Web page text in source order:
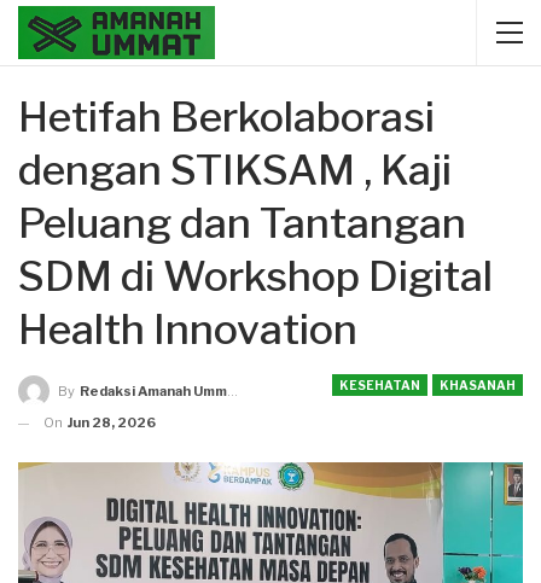
Hetifah Berkolaborasi
dengan STIKSAM , Kaji
Peluang dan Tantangan
SDM di Workshop Digital
Health Innovation
KESEHATAN KHASANAH
By Redaksi Amanah Ummat
On Jun 28, 2026